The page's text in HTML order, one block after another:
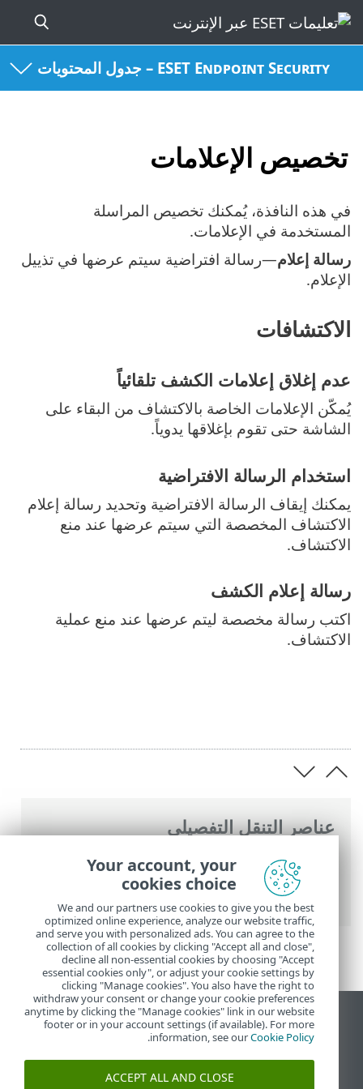
ESET Endpoint Security – جدول المحتويات
تخصيص الإعلامات
عناصر التنقل التفصيلي
تعليمات ESET عبر الإنترنت >
ESET Endpoint
Security
> الإعداد المتقدم>الإعلامات
إعلامات سطح المكتب
> تخصيص الإعلامات
في هذه النافذة، يُمكنك تخصيص المراسلة
المستخدمة في الإعلامات.
رسالة إعلام—رسالة افتراضية سيتم عرضها في تذييل
الإعلام.
الاكتشافات
عدم إغلاق إعلامات الكشف تلقائياً
يُمكّن الإعلامات الخاصة بالاكتشاف من البقاء على
الشاشة حتى تقوم بإغلاقها يدوياً.
استخدام الرسالة الافتراضية
يمكنك إيقاف الرسالة الافتراضية وتحديد رسالة إعلام
الاكتشاف المخصصة التي سيتم عرضها عند منع
الاكتشاف.
رسالة إعلام الكشف
اكتب رسالة مخصصة ليتم عرضها عند منع عملية
الاكتشاف.
عرض موقع سطح المكتب
End of Life
قاعدة معارف ESET
Your account, your
cookies choice
We and our partners use cookies to give you the best
optimized online experience, analyze our website traffic,
and serve you with personalized ads. You can agree to the
collection of all cookies by clicking "Accept all and close",
decline all non-essential cookies by choosing "Accept
essential cookies only", or adjust your cookie settings by
clicking "Manage cookies". You also have the right to
withdraw your consent or change your cookie preferences
anytime by clicking the "Manage cookies" link in our website
footer or in your account settings (if available). For more
information, see ourCookie Policy
.
ACCEPT ALL AND CLOSE